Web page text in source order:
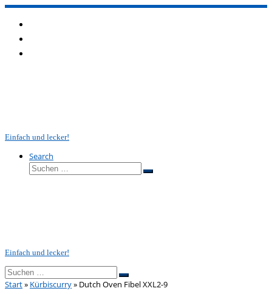
Zum
Inhalt
Einfach und lecker!
Search
Suche
Suchen …
Einfach und lecker!
Suche
Suchen …
Start» Kürbiscurry» Dutch Oven Fibel XXL2-9